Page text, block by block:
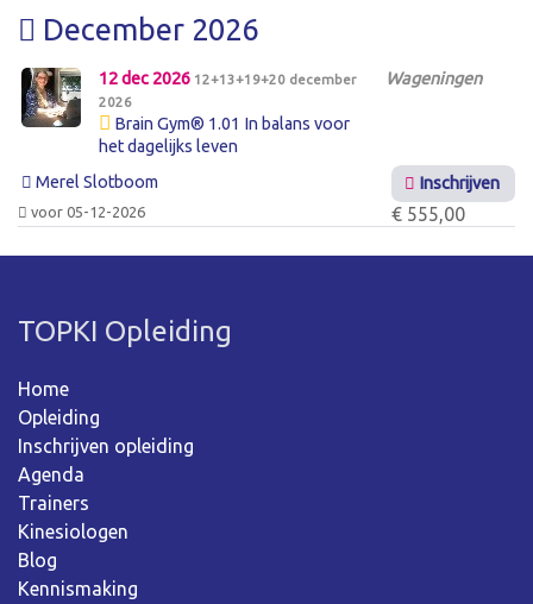
December 2026
12 dec 2026 12+13+19+20 december
2026
Brain Gym® 1.01 In balans voor
het dagelijks leven
Wageningen
Merel Slotboom
voor 05-12-2026
Inschrijven
€ 555,00
TOPKI Opleiding
Home
Opleiding
Inschrijven opleiding
Agenda
Trainers
Kinesiologen
Blog
Kennismaking